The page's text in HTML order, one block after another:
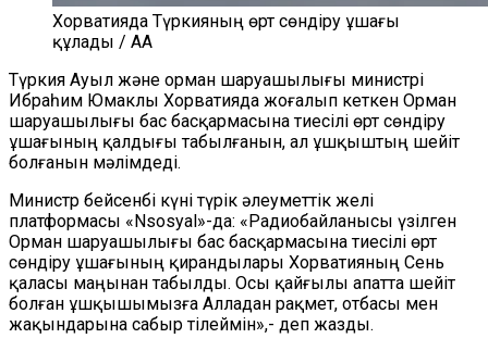
Хорватияда Түркияның өрт сөндіру ұшағы
құлады / AA
Түркия Ауыл және орман шаруашылығы министрі
Ибраһим Юмаклы Хорватияда жоғалып кеткен Орман
шаруашылығы бас басқармасына тиесілі өрт сөндіру
ұшағының қалдығы табылғанын, ал ұшқыштың шейіт
болғанын мәлімдеді.
Министр бейсенбі күні түрік әлеуметтік желі
платформасы «Nsosyal»-да: «Радиобайланысы үзілген
Орман шаруашылығы бас басқармасына тиесілі өрт
сөндіру ұшағының қирандылары Хорватияның Сень
қаласы маңынан табылды. Осы қайғылы апатта шейіт
болған ұшқышымызға Алладан рақмет, отбасы мен
жақындарына сабыр тілеймін»,- деп жазды.